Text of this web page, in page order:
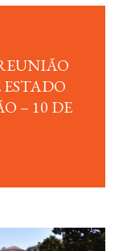
– 10 DE